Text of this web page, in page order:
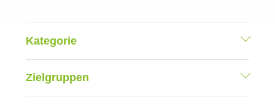
Kategorie
Zielgruppen